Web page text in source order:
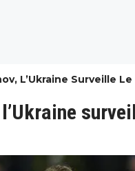
L’Ukraine Surveille Le